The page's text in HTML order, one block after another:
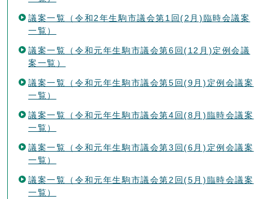
議案一覧（令和2年生駒市議会第1回(2月)臨時会議案
一覧）
議案一覧（令和元年生駒市議会第6回(12月)定例会議
案一覧）
議案一覧（令和元年生駒市議会第5回(9月)定例会議案
一覧）
議案一覧（令和元年生駒市議会第4回(8月)臨時会議案
一覧）
議案一覧（令和元年生駒市議会第3回(6月)定例会議案
一覧）
議案一覧（令和元年生駒市議会第2回(5月)臨時会議案
一覧）